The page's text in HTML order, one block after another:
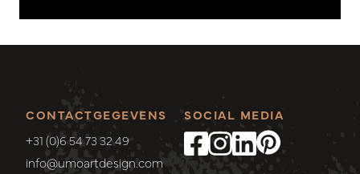
CONTACTGEGEVENS
+31 (0)6 54 73 32 49
info@umoartdesign.com
SOCIAL MEDIA